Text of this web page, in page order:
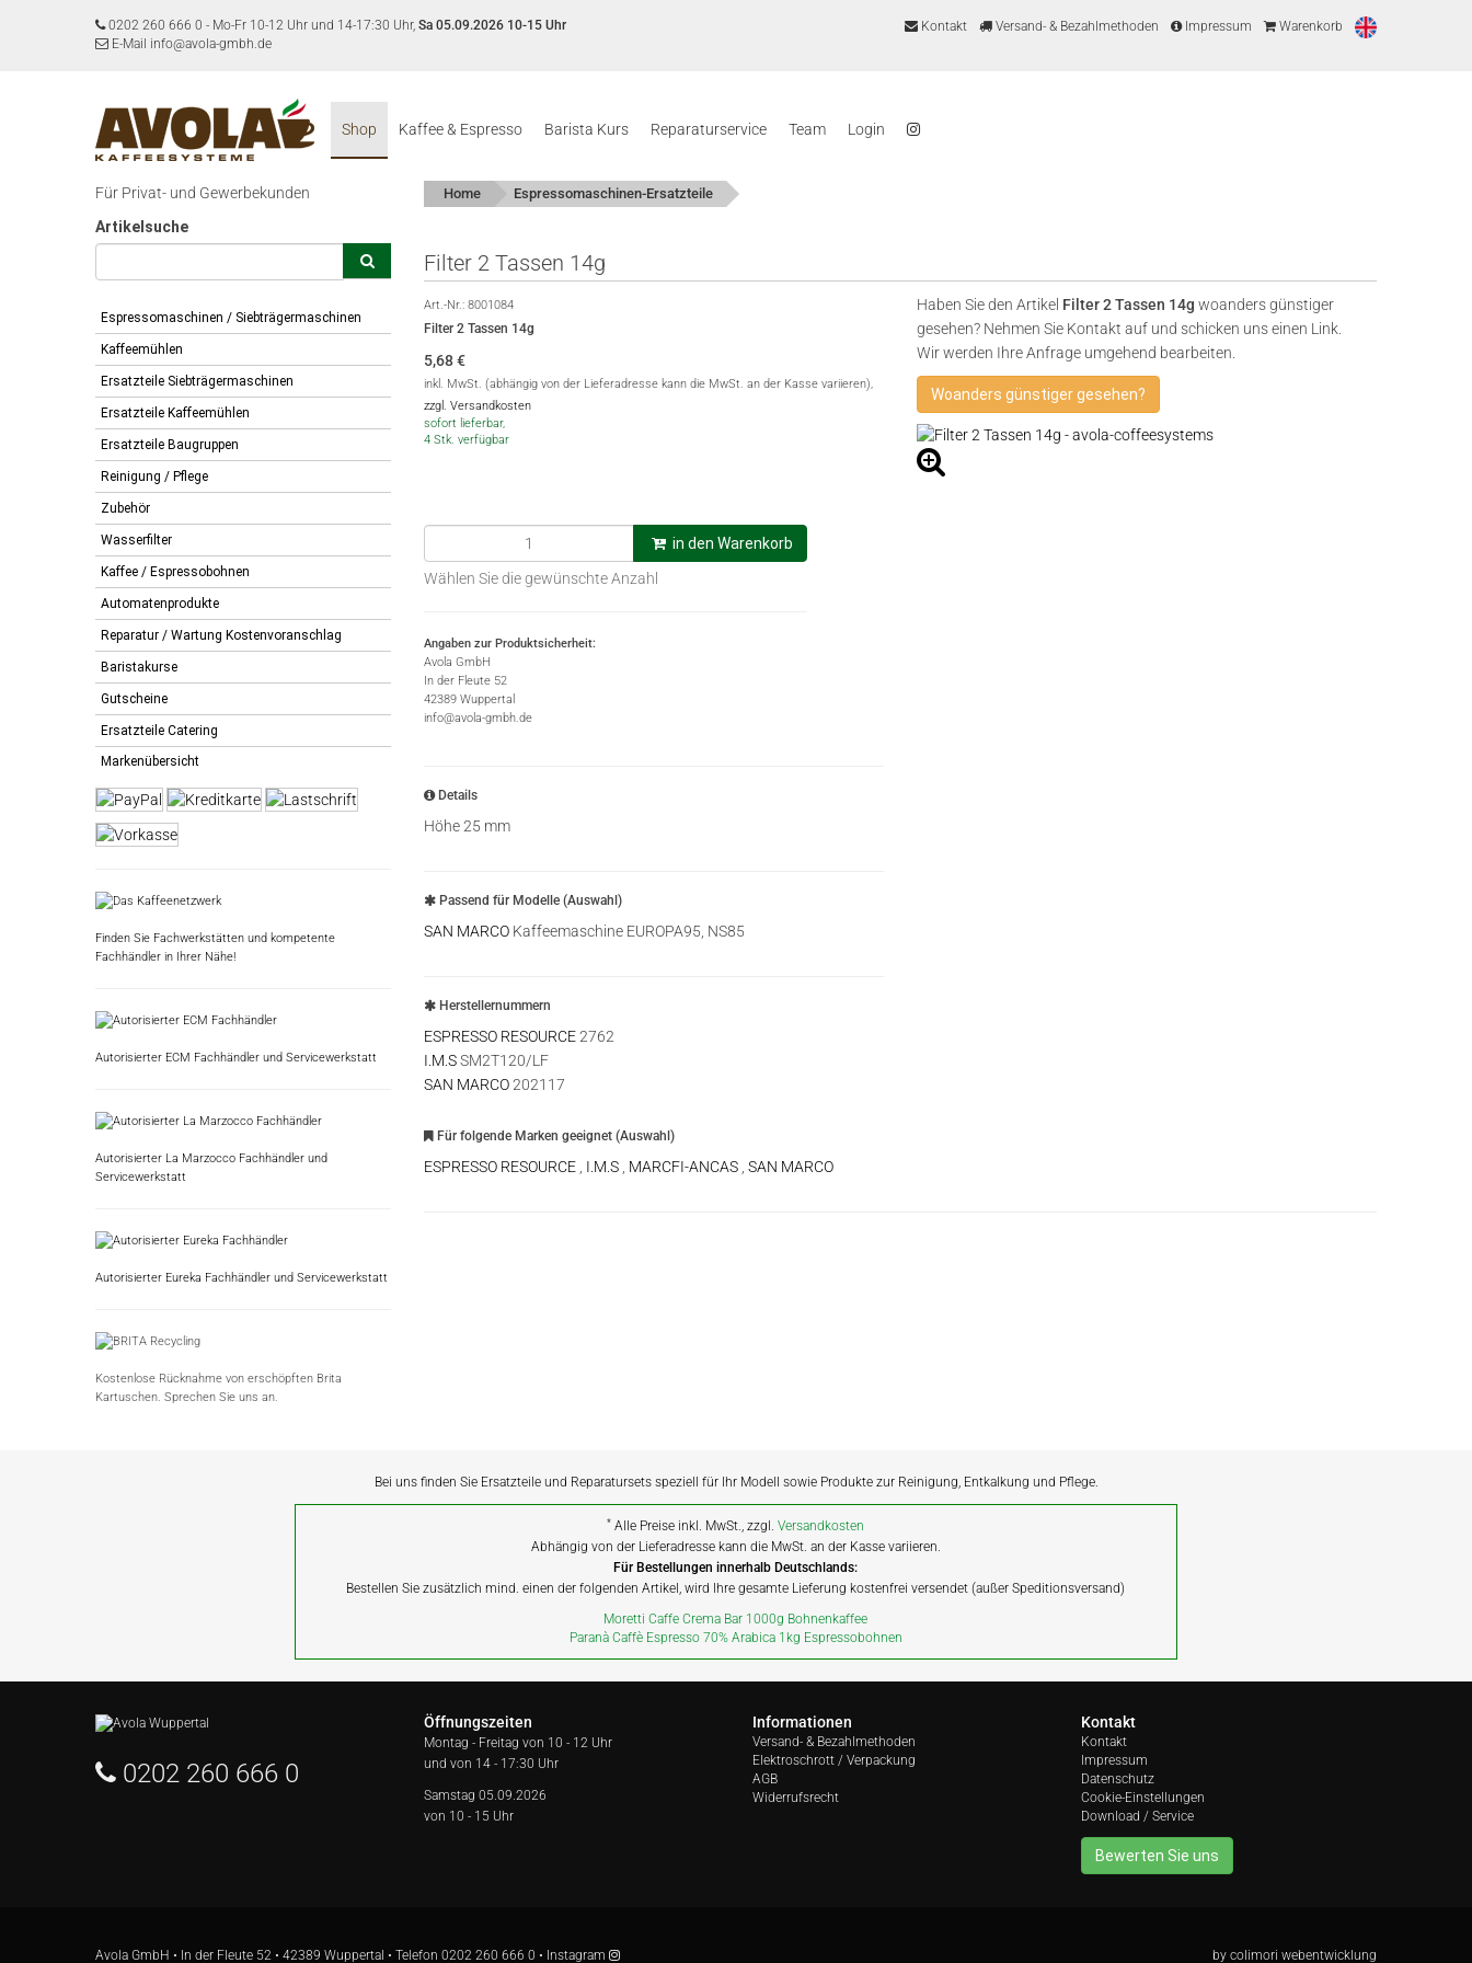
0202 260 666 0 - Mo-Fr 10-12 Uhr und 14-17:30 Uhr, Sa 05.09.2026 10-15 Uhr
E-Mail info@avola-gmbh.de
Kontakt Versand- & Bezahlmethoden Impressum Warenkorb
Shop Kaffee & Espresso Barista Kurs Reparaturservice Team Login
Für Privat- und Gewerbekunden
Artikelsuche
Espressomaschinen / Siebträgermaschinen
Kaffeemühlen
Ersatzteile Siebträgermaschinen
Ersatzteile Kaffeemühlen
Ersatzteile Baugruppen
Reinigung / Pflege
Zubehör
Wasserfilter
Kaffee / Espressobohnen
Automatenprodukte
Reparatur / Wartung Kostenvoranschlag
Baristakurse
Gutscheine
Ersatzteile Catering
Markenübersicht
Finden Sie Fachwerkstätten und kompetente
Fachhändler in Ihrer Nähe!
Autorisierter ECM Fachhändler und Servicewerkstatt
Autorisierter La Marzocco Fachhändler und
Servicewerkstatt
Autorisierter Eureka Fachhändler und Servicewerkstatt
Kostenlose Rücknahme von erschöpften Brita
Kartuschen. Sprechen Sie uns an.
Home Espressomaschinen-Ersatzteile
Filter 2 Tassen 14g
Art.-Nr.: 8001084
Filter 2 Tassen 14g
5,68€
inkl. MwSt. (abhängig von der Lieferadresse kann die MwSt. an der Kasse variieren),
zzgl. Versandkosten
sofort lieferbar,
4 Stk. verfügbar
in den Warenkorb
Wählen Sie die gewünschte Anzahl
Angaben zur Produktsicherheit:
Avola GmbH
In der Fleute 52
42389 Wuppertal
info@avola-gmbh.de
Details
Höhe 25 mm
Passend für Modelle (Auswahl)
SAN MARCO Kaffeemaschine EUROPA95, NS85
Herstellernummern
ESPRESSO RESOURCE2762
I.M.SSM2T120/LF
SAN MARCO202117
Für folgende Marken geeignet (Auswahl)
ESPRESSO RESOURCE I.M.S MARCFI-ANCAS SAN MARCO
Haben Sie den Artikel Filter 2 Tassen 14g woanders günstiger
gesehen? Nehmen Sie Kontakt auf und schicken uns einen Link.
Wir werden Ihre Anfrage umgehend bearbeiten.
Woanders günstiger gesehen?
Bei uns finden Sie Ersatzteile und Reparatursets speziell für Ihr Modell sowie Produkte zur Reinigung, Entkalkung und Pflege.
* Alle Preise inkl. MwSt., zzgl.Versandkosten
Abhängig von der Lieferadresse kann die MwSt. an der Kasse variieren.
Für Bestellungen innerhalb Deutschlands:
Bestellen Sie zusätzlich mind. einen der folgenden Artikel, wird Ihre gesamte Lieferung kostenfrei versendet (außer Speditionsversand)
Moretti Caffe Crema Bar 1000g Bohnenkaffee
Paranà Caffè Espresso 70% Arabica 1kg Espressobohnen
0202 260 666 0
Öffnungszeiten
Montag - Freitag von 10 - 12 Uhr
und von 14 - 17:30 Uhr
Samstag 05.09.2026
von 10 - 15 Uhr
Informationen
Versand- & Bezahlmethoden
Elektroschrott / Verpackung
AGB
Widerrufsrecht
Kontakt
Kontakt
Impressum
Datenschutz
Cookie-Einstellungen
Download / Service
Bewerten Sie uns
Avola GmbH • In der Fleute 52 • 42389 Wuppertal • Telefon 0202 260 666 0 • Instagram by colimori webentwicklung